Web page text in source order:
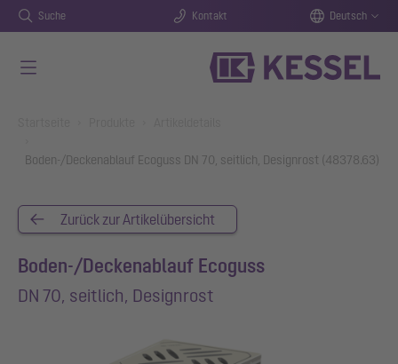
Suche Kontakt Deutsch
Boden-/Deckenablauf Ecoguss DN 70, seitlich, Designrost (48378.63)
Zurück zur Artikelübersicht
Boden-/Deckenablauf Ecoguss
DN 70, seitlich, Designrost